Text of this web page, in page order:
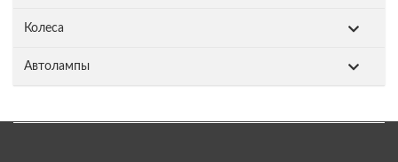
Колеса
Автолампы